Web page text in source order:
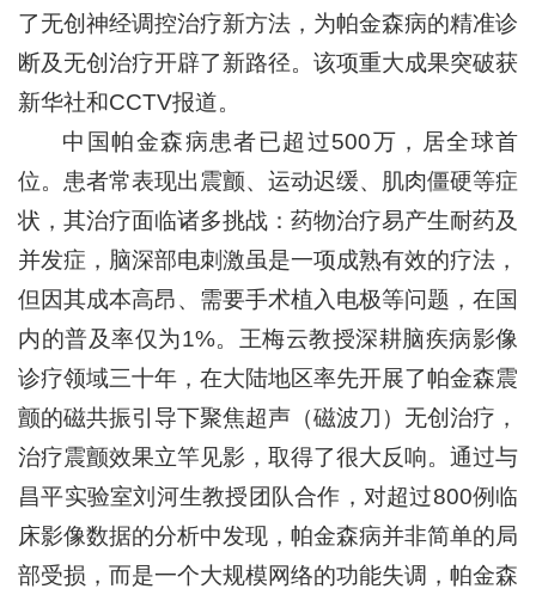
了无创神经调控治疗新方法，为帕金森病的精准诊
断及无创治疗开辟了新路径。该项重大成果突破获
新华社和CCTV报道。
中国帕金森病患者已超过500万，居全球首
位。患者常表现出震颤、运动迟缓、肌肉僵硬等症
状，其治疗面临诸多挑战：药物治疗易产生耐药及
并发症，脑深部电刺激虽是一项成熟有效的疗法，
但因其成本高昂、需要手术植入电极等问题，在国
内的普及率仅为1%。王梅云教授深耕脑疾病影像
诊疗领域三十年，在大陆地区率先开展了帕金森震
颤的磁共振引导下聚焦超声（磁波刀）无创治疗，
治疗震颤效果立竿见影，取得了很大反响。通过与
昌平实验室刘河生教授团队合作，对超过800例临
床影像数据的分析中发现，帕金森病并非简单的局
部受损，而是一个大规模网络的功能失调，帕金森